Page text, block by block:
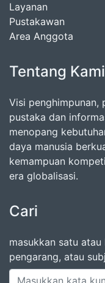
Layanan
Pustakawan
Area Anggota
Tentang Kami
Visi penghimpunan,
pustaka dan
menopang
daya manusia
kemampuan
era globalisasi.
Cari
masukkan satu
pengarang, atau